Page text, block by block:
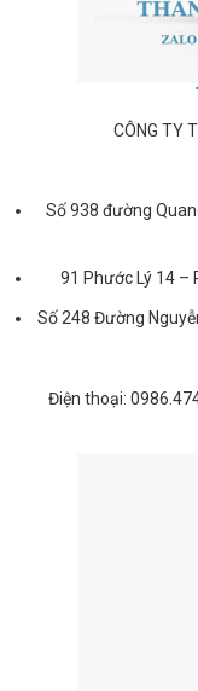
CÔNG TY
Số 938 đường
91 Phước Lý 14 –
Số 248 Đường
Điện thoại: